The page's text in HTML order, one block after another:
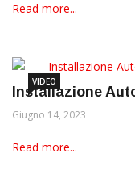
Read more...
VIDEO
Installazione
Giugno 14, 2023
Read more...